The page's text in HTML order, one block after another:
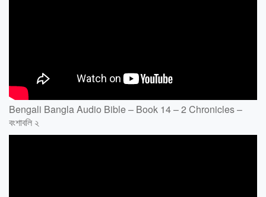
Bengali Bangla Audio Bible – Book 14 – 2 Chronicles –
বংশাবলি ২